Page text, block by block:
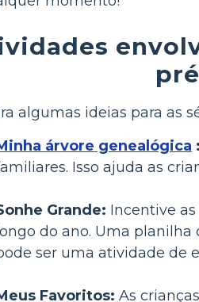
algumas ideias para as
árvore genealógica :
Isso ajuda as
Grande: Incentive
do ano. Uma planilha
ser uma atividade de
Favoritos: As